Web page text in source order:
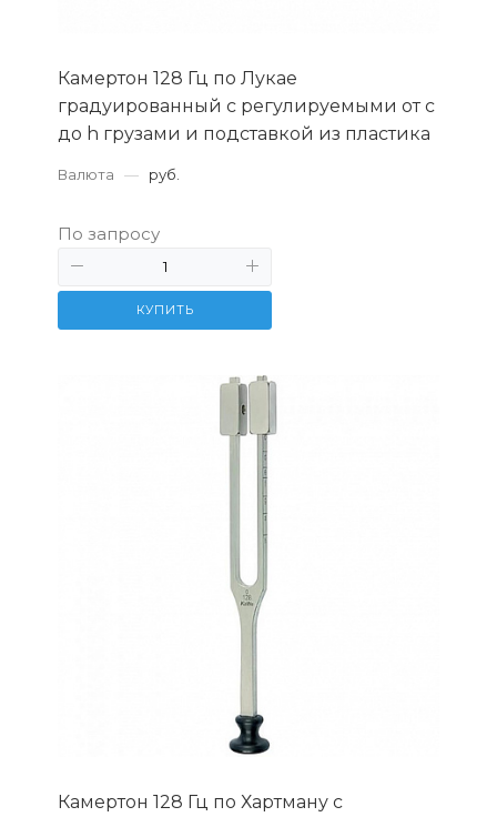
Камертон 128 Гц по Лукае
градуированный с регулируемыми от с
до h грузами и подставкой из пластика
Валюта — руб.
По запросу
КУПИТЬ
Камертон 128 Гц по Хартману с